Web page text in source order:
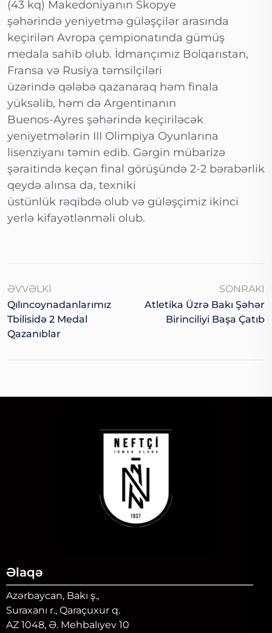
(43 kq) Makedoniyanın Skopye
şəhərində yeniyetmə güləşçilər arasında
keçirilən Avropa çempionatında gümüş
medala sahib olub. İdmançımız Bolqarıstan,
Fransa və Rusiya təmsilçiləri
üzərində qələbə qazanaraq həm finala
yüksəlib, həm də Argentinanın
Buenos-Ayres şəhərində keçiriləcək
yeniyetmələrin III Olimpiya Oyunlarına
lisenziyanı təmin edib. Gərgin mübarizə
şəraitində keçən final görüşündə 2-2 bərabərlik
qeydə alınsa da, texniki
üstünlük rəqibdə olub və güləşçimiz ikinci
yerlə kifayətlənməli olub.
ƏVVƏLKI
Qılıncoynadanlarımız
Tbilisidə 2 Medal
Qazanıblar
SONRAKI
Atletika Üzrə Bakı Şəhər
Birinciliyi Başa Çatıb
Əlaqə
Azərbaycan, Bakı ş.,
Suraxanı r., Qaraçuxur q.
AZ 1048, Ə. Mehbalıyev 10